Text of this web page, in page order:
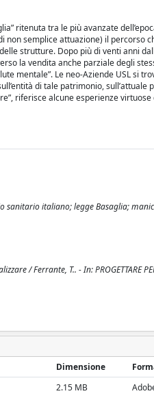
ritenuta tra le più avanzate
non semplice attuazione) il percorso
strutture. Dopo più di venti anni
la vendita anche parziale degli
mentale”. Le neo-Aziende USL si
di tale patrimonio, sull’attuale
riferisce alcune esperienze
sanitario italiano; legge Basaglia;
/ Ferrante, T.. - In: PROGETTARE
Dimensione
2.15 MB